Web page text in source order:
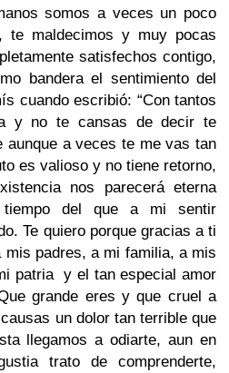
somos a veces un poco
te maldecimos y muy pocas
satisfechos contigo,
bandera el sentimiento del
cuando escribió: “Con tantos
y no te cansas de decir te
aunque a veces te me vas tan
es valioso y no tiene retorno,
nos parecerá eterna
del que a mi sentir
Te quiero porque gracias a ti
padres, a mi familia, a mis
patria y el tan especial amor
grande eres y que cruel a
un dolor tan terrible que
llegamos a odiarte, aun en
trato de comprenderte,